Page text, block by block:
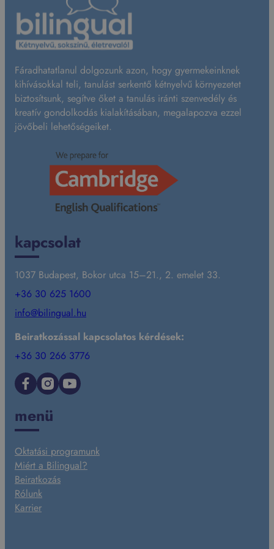
Fáradhatatlanul dolgozunk azon, hogy gyermekeinknek
kihívásokkal teli, tanulást serkentő kétnyelvű környezetet
biztosítsunk, segítve őket a tanulás iránti szenvedély és
kreatív gondolkodás kialakításában, megalapozva ezzel
jövőbeli lehetőségeiket.
kapcsolat
1037 Budapest, Bokor utca 15–21., 2. emelet 33.
+36 30 625 1600
info@bilingual.hu
Beiratkozással kapcsolatos kérdések:
+36 30 266 3776
Facebook Instagram YouTube
menü
Oktatási programunk
Miért a Bilingual?
Beiratkozás
Rólunk
Karrier